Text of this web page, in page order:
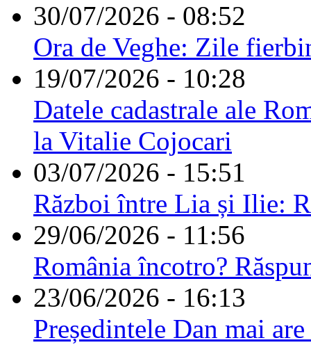
30/07/2026 - 08:52
Ora de Veghe: Zile
19/07/2026 - 10:28
Datele cadastrale ale
la Vitalie Cojocari
03/07/2026 - 15:51
Război între Lia și Ilie:
29/06/2026 - 11:56
România încotro?
23/06/2026 - 16:13
Președintele Dan mai